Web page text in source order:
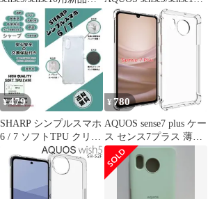
ング付メタリケース
用シンプルなハードケ
¥479
SHARP シンプルスマホ
6 / 7 ソフトTPU クリア
¥ 780
AQUOS sense7 plus ケー
ス センス7プラス 薄型
耐衝撃 コーナーガード
ソフト ケース